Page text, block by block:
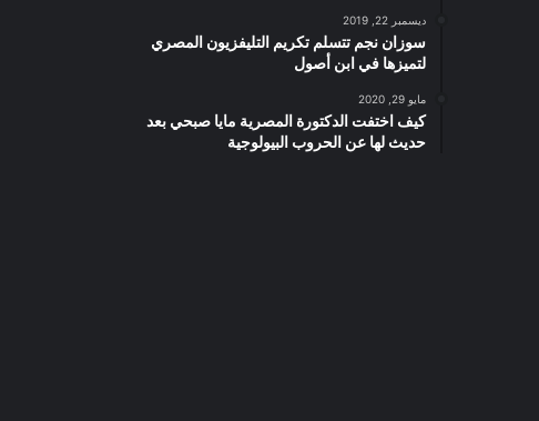
ديسمبر 22, 2019
سوزان نجم تتسلم تكريم التليفزيون المصري
لتميزها في ابن أصول
مايو 29, 2020
كيف اختفت الدكتورة المصرية مايا صبحي بعد
حديث لها عن الحروب البيولوجية